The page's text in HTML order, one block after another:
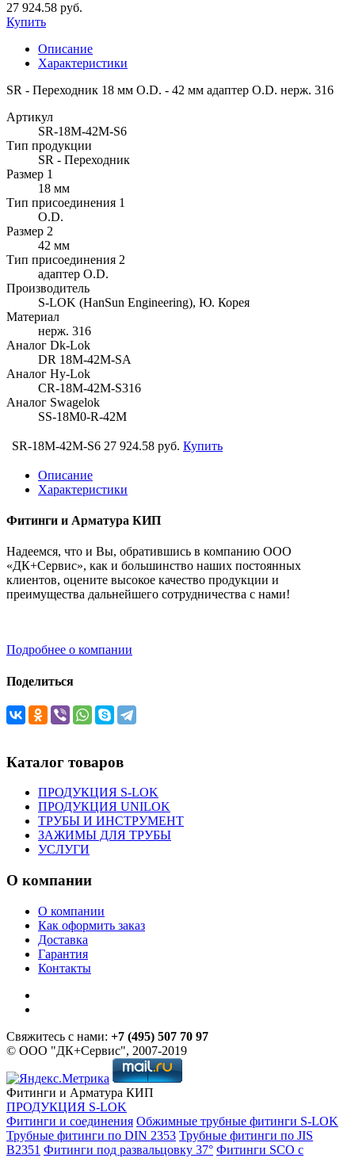
27 924.58 руб.
Купить
Описание
Характеристики
SR - Переходник 18 мм O.D. - 42 мм адаптер O.D. нерж. 316
Артикул
SR-18M-42M-S6
Тип продукции
SR - Переходник
Размер 1
18 мм
Тип присоединения 1
O.D.
Размер 2
42 мм
Тип присоединения 2
адаптер O.D.
Производитель
S-LOK (HanSun Engineering), Ю. Корея
Материал
нерж. 316
Аналог Dk-Lok
DR 18M-42M-SA
Аналог Hy-Lok
CR-18M-42M-S316
Аналог Swagelok
SS-18M0-R-42M
SR-18M-42M-S6 27 924.58 руб. Купить
Описание
Характеристики
Фитинги и Арматура КИП
Надеемся, что и Вы, обратившись в компанию ООО
«ДК+Сервис», как и большинство наших постоянных
клиентов, оцените высокое качество продукции и
преимущества дальнейшего сотрудничества с нами!
Подробнее о компании
Поделиться
Каталог товаров
ПРОДУКЦИЯ S-LOK
ПРОДУКЦИЯ UNILOK
ТРУБЫ И ИНСТРУМЕНТ
ЗАЖИМЫ ДЛЯ ТРУБЫ
УСЛУГИ
О компании
О компании
Как оформить заказ
Доставка
Гарантия
Контакты
Свяжитесь с нами: +7 (495) 507 70 97
© ООО "ДК+Сервис", 2007-2019
Фитинги и Арматура КИП
ПРОДУКЦИЯ S-LOK
Фитинги и соединения Обжимные трубные фитинги S-LOK
Трубные фитинги по DIN 2353 Трубные фитинги по JIS
B2351 Фитинги под развальцовку 37° Фитинги SCO с